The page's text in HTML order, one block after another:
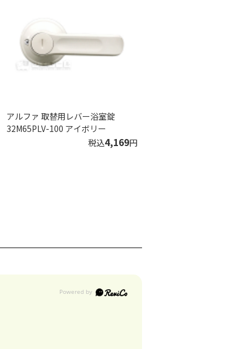
アルファ 取替用レバー浴室錠
32M65PLV-100 アイボリー
税込4,169円